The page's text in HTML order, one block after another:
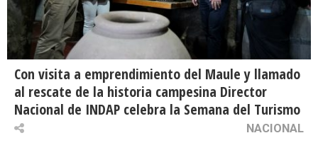
Con visita a emprendimiento del Maule y llamado
al rescate de la historia campesina Director
Nacional de INDAP celebra la Semana del Turismo
NACIONAL